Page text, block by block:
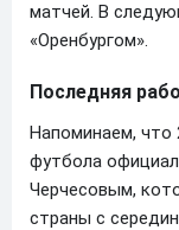
матчей. В
«Оренбургом».
Последняя
Напоминаем, что
футбола
Черчесовым,
страны с